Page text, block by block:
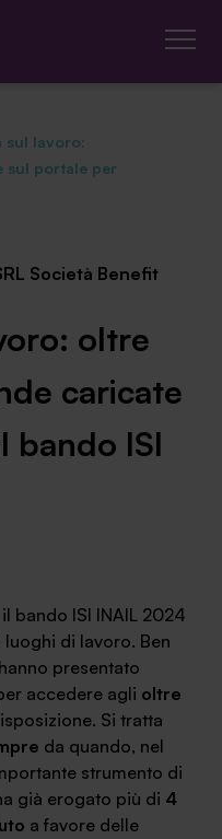
sul lavoro:
sul portale per
Società Benefit
oltre
caricate
bando ISI
bando ISI INAIL 2024
di lavoro. Ben
hanno presentato
accedere agli oltre
Si tratta
da quando, nel
strumento di
già erogato più di 4
a favore delle